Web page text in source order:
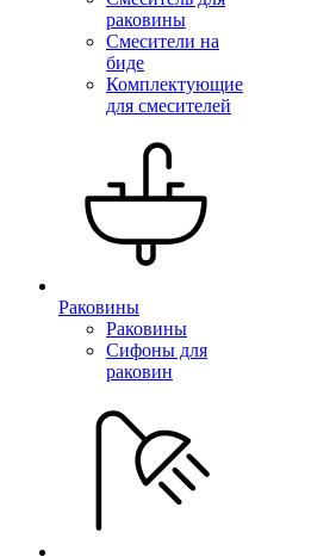
раковины
Смесители на
биде
Комплектующие
для смесителей
Раковины
Раковины
Сифоны для
раковин